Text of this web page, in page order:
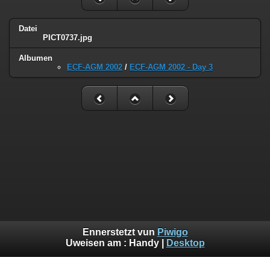
Datei
PICT0737.jpg
Albumen
ECF-AGM 2002 / ECF-AGM 2002 - Day 3
Ennerstetzt vun Piwigo
Uweisen am : Handy| Desktop